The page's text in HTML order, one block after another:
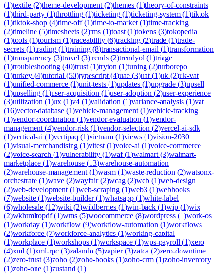
(1)textile (2)theme-development (2)themes (1)theory-of-constraints
(1)third-party (1)throttling (1)ticketing (1)ticketing-system (1)tiktok
(1)tiktok-shop (4)time-off(1)time-to-market (1)time-tracking
(2)timeline (5)timesheets (2)tms (1)toast (1)tokens (3)tokopedia
(1)tools (1)tourism (1)traceability (6)tracking (2)trade (1)trade-
secrets (1)trading (1)training (8)transactional-email (1)transformation
(1)transparency (3)travel (3)trends (2)trendyol (1)triage
(1)troubleshooting (40)trust (1)tryton (1)tuning (2)turborepo
(1)turkey (4)tutorial (50)typescript (4)uae (3)uat (1)uk (2)uk-vat
(1)unified-commerce (1)unit-tests (1)updates (1)upgrade (3)upsell
(1)upselling (1)user-acquisition (1)user-adoption (2)user-experience
(3)utilization (1)ux (1)v4 (1)validation (1)variance-analysis (1)vat
(16)vector-database (1)vehicle-management (1)vehicle-tracking
(1)vendor-coordination (1)vendor-evaluation (1)vendor-
management (4)vendor-risk (1)vendor-selection (2)vercel-ai-sdk
(1)vertical-ai (1)vertipaq (1)vietnam (1)views (1)vision-2030
(1)visual-merchandising (1)vitest (1)voice-ai (1)voice-commerce
(2)voice-search (1)vulnerability (1)waf(1)walmart (3)walmart-
marketplace (1)warehouse (13)warehouse-automation
(2)warehouse-management (1)wasm (1)waste-reduction (2)watsonx-
orchestrate (1)wave (2)wayfair(2)wcag (2)web (1)web-design
(2)web-development (1)web-scraping (1)web3 (1)webhooks
(7)website (1)website-builder(1)whatsapp (1)white-label
(6)wholesale (12)wiki (2)wildberries (1)win-back (1)wip (1)wix
(2)wkhtmltopdf(1)wms (5)woocommerce (8)wordpress (1)work-os
(1)workday (1)workflow (9)workflow-automation (1)workflows
(2)workforce (7)workforce-analytics (1)working-capital
(1)workplace (1)workshops (1)workspace (1)wps-payroll (1)xero
(4)xml (1)xml-rpc (3)zalando (5)zapier(3)zatca (2)zero-downtime
(2)zero-trust (3)zoho (2)zoho-books (1)zoho-crm (1)zoho-inventory
(1)zoho-one (1)zustand (1)